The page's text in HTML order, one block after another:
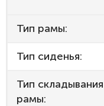
Тип рамы:
Тип сиденья:
Тип складывания
рамы: